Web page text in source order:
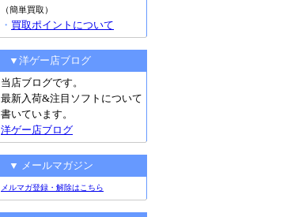
（簡単買取）
・ 買取ポイントについて
▼洋ゲー店ブログ
当店ブログです。
最新入荷&注目ソフトについて
書いています。
洋ゲー店ブログ
▼ メールマガジン
メルマガ登録・解除はこちら